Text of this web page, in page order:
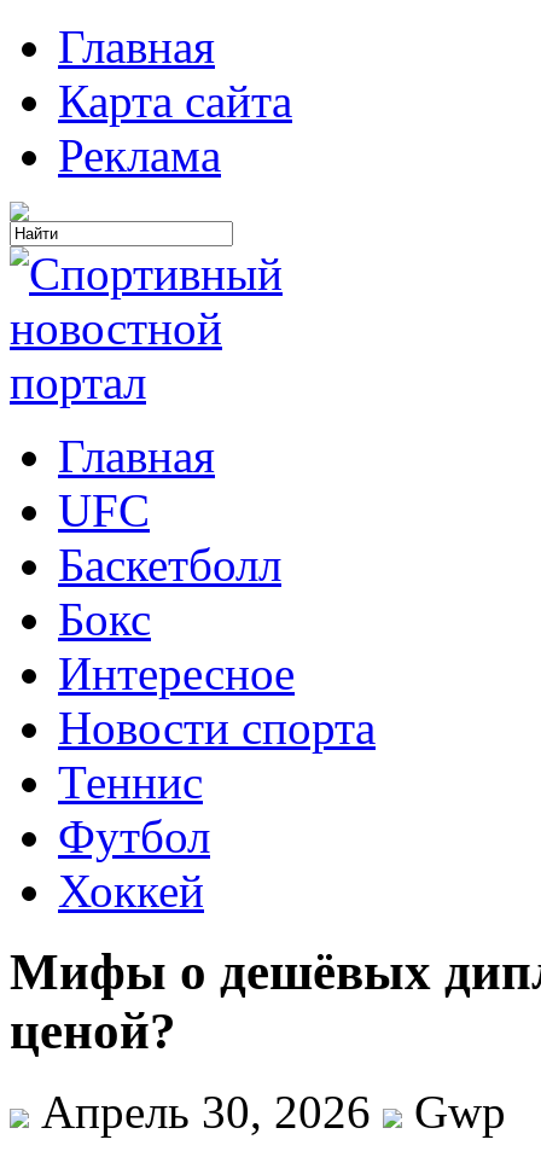
Главная
Карта сайта
Реклама
Главная
UFC
Баскетболл
Бокс
Интересное
Новости спорта
Теннис
Футбол
Хоккей
Мифы о дешёвых
ценой?
Апрель 30, 2026
Gwp